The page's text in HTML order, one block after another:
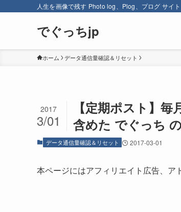
人生を画像で残す Photo log、Plog、プログ サイト
でぐっちjp
ホーム データ通信量確認＆リセット
【定期ポスト】
含めた でぐっち
2017
3/01
データ通信量確認＆リセット 2017-03-01
本ページにはアフィリエイト広告、ア